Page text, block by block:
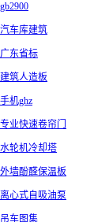
gb2900
汽车库建筑
广东省标
建筑人造板
手机ghz
专业快速卷帘门
水轮机冷却塔
外墙酚醛保温板
离心式自吸油泵
吊车图集